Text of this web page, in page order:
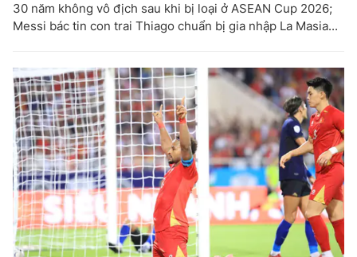
30 năm không vô địch sau khi bị loại ở ASEAN Cup 2026;
Messi bác tin con trai Thiago chuẩn bị gia nhập La Masia...